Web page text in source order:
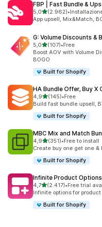
FBP | Fast Bundle &
5,0stelle su 5
(2.962)
2962 recensioni totali
•
App upsell, Mix&Match,
G: Volume Discounts &
5,0stelle su 5
(107)
107 recensioni totali
•Free
Boost AOV with Volume
BOGO
Built for Shopify
HA Bundle Offer, Buy X
4,9stelle su 5
(145)
145 recensioni totali
•Free
Build fast bundle upsell,
Built for Shopify
MBC Mix and Match
4,9stelle su 5
(351)
351 recensioni totali
•Free to install
Create buy one get one
Built for Shopify
Infinite Product Options
4,7stelle su 5
(2.417)
2417 recensioni totali
•Free trial
Infinite options for
Built for Shopify